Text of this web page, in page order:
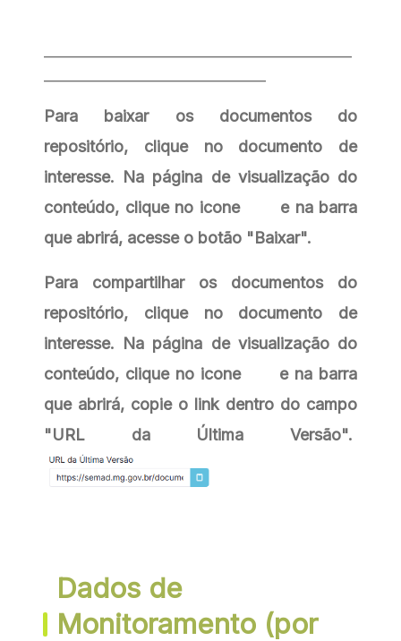
Para baixar os documentos do
repositório, clique no documento de
interesse. Na página de visualização do
conteúdo, clique no icone
e na barra
que abrirá, acesse o botão "Baixar".
Para compartilhar os documentos do
repositório, clique no documento de
interesse. Na página de visualização do
conteúdo, clique no icone
e na barra
que abrirá, copie o link dentro do campo
"URL da Última Versão".
Dados de
Monitoramento (por